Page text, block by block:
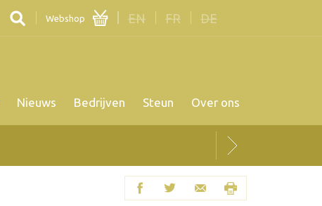
Webshop EN FR DE
Nieuws Bedrijven Steun Over ons